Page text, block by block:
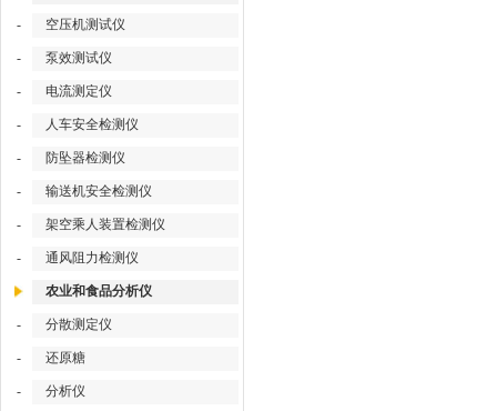
- 空压机测试仪
- 泵效测试仪
- 电流测定仪
- 人车安全检测仪
- 防坠器检测仪
- 输送机安全检测仪
- 架空乘人装置检测仪
- 通风阻力检测仪
农业和食品分析仪
- 分散测定仪
- 还原糖
- 分析仪